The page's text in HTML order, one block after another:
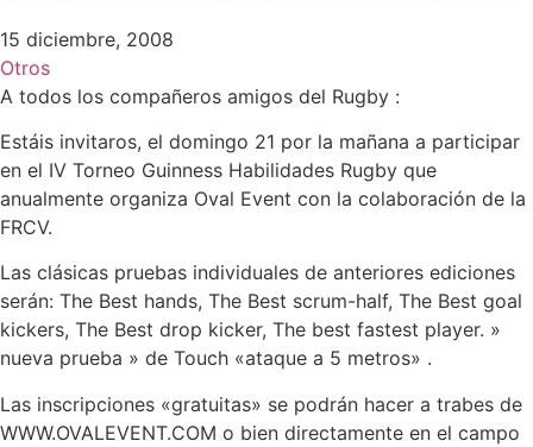
15 diciembre, 2008
Otros
A todos los compañeros amigos del Rugby :
Estáis invitaros, el domingo 21 por la mañana a participar
en el IV Torneo Guinness Habilidades Rugby que
anualmente organiza Oval Event con la colaboración de la
FRCV.
Las clásicas pruebas individuales de anteriores ediciones
serán: The Best hands, The Best scrum-half, The Best goal
kickers, The Best drop kicker, The best fastest player. »
nueva prueba » de Touch «ataque a 5 metros» .
Las inscripciones «gratuitas» se podrán hacer a trabes de
WWW.OVALEVENT.COM o bien directamente en el campo